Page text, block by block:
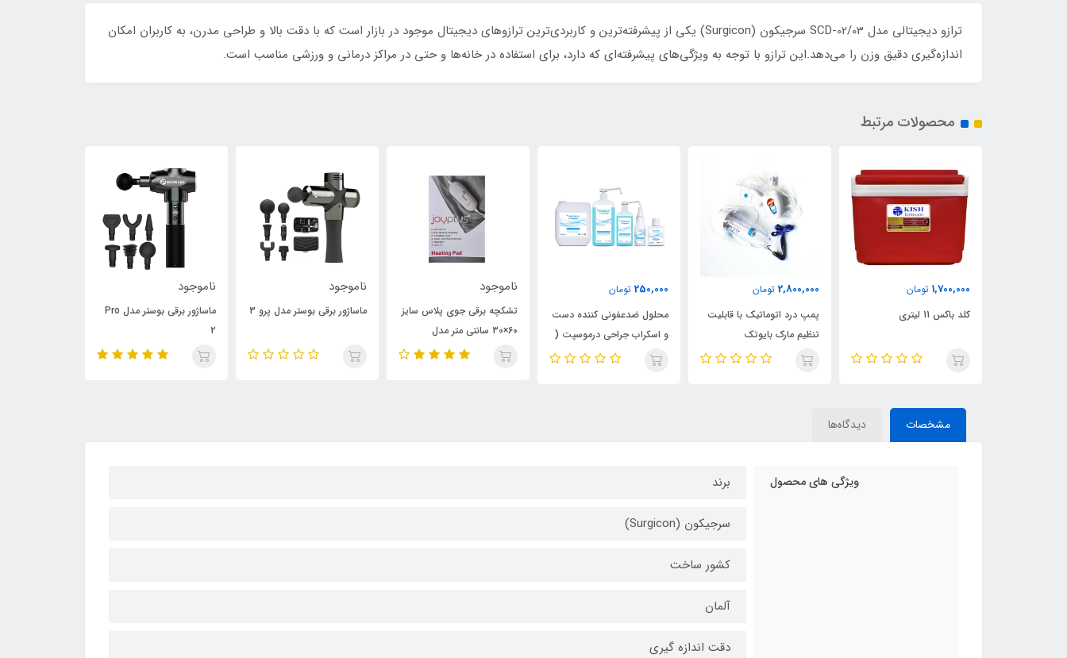
ترازو دیجیتالی مدل SCD-02/03 سرجیکون (Surgicon) یکی از پیشرفته‌ترین و کاربردی‌ترین ترازوهای دیجیتال موجود در بازار است که با دقت بالا و طراحی مدرن، به کاربران امکان
اندازه‌گیری دقیق وزن را می‌دهد.این ترازو با توجه به ویژگی‌های پیشرفته‌ای که دارد، برای استفاده در خانه‌ها و حتی در مراکز درمانی و ورزشی مناسب است.
محصولات مرتبط
1,700,000 تومان
کلد باکس 11 لیتری
2,800,000 تومان
پمپ درد اتوماتیک با قابلیت
تنظیم مارک بایوتک
250,000 تومان
محلول ضدعفونی کننده دست
و اسکراب جراحی درموسپت (
حجم 100 سی سی)
ناموجود
تشکچه برقی جوی پلاس سایز
60×30 سانتی متر مدل
HP312Plus
ناموجود
ماساژور برقی بوستر مدل پرو 3
ناموجود
ماساژور برقی بوستر مدل Pro
2
مشخصات دیدگاه‌ها
ویژگی های محصول برند
سرجیکون (Surgicon)
کشور ساخت
آلمان
دقت اندازه گیری